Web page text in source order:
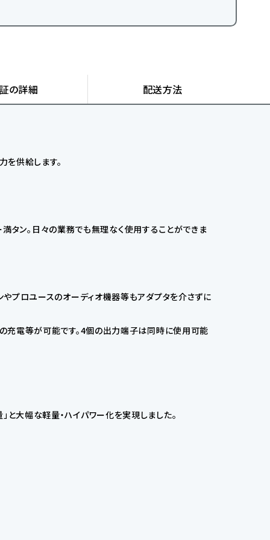
の詳細 配送方法
供給します。
タン。日々の業務でも無理なく使用することができま
プロユースのオーディオ機器等もアダプタを介さずに
充電等が可能です。4個の出力端子は同時に使用可能
大幅な軽量・ハイパワー化を実現しました。